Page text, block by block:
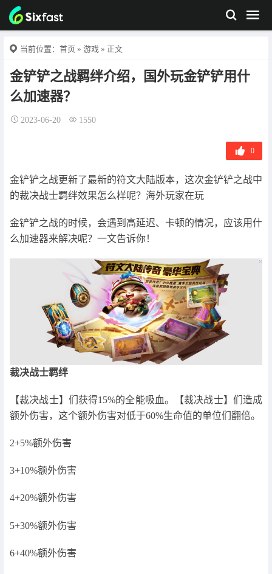
当前位置： 首页 » 游戏 » 正文
金铲铲之战羁绊介绍，国外玩金铲铲用什
么加速器？
2023-06-20 1550
0
金铲铲之战更新了最新的符文大陆版本，这次金铲铲之战中
的裁决战士羁绊效果怎么样呢？海外玩家在玩
金铲铲之战的时候，会遇到高延迟、卡顿的情况，应该用什
么加速器来解决呢？一文告诉你！
裁决战士羁绊
【裁决战士】们获得15%的全能吸血。【裁决战士】们造成
额外伤害，这个额外伤害对低于60%生命值的单位们翻倍。
2+5%额外伤害
3+10%额外伤害
4+20%额外伤害
5+30%额外伤害
6+40%额外伤害